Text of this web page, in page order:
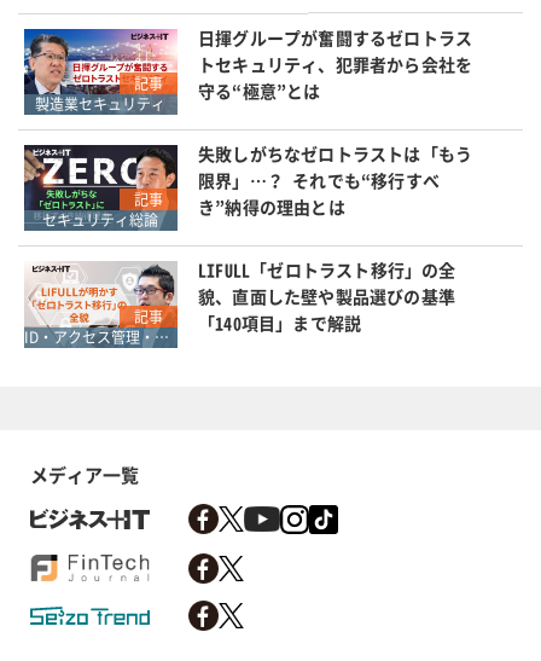
記事
製造業セキュリティ
日揮グループが奮闘するゼロトラス
トセキュリティ、犯罪者から会社を
守る“極意”とは
記事
セキュリティ総論
失敗しがちなゼロトラストは「もう
限界」…？ それでも“移行すべ
き”納得の理由とは
記事
ID・アクセス管理・認証
LIFULL「ゼロトラスト移行」の全
貌、直面した壁や製品選びの基準
「140項目」まで解説
メディア一覧